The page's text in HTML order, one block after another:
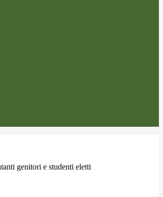
genitori e studenti eletti